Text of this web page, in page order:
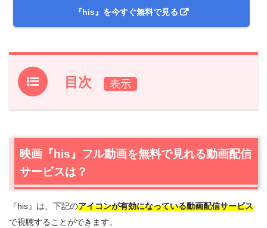
『his』を今すぐ無料で見る
目次
1.映画『his』フル動画を無料で見れる動画配信サービス
1.2 映画『his』を動画配信＆宅配レンタルで楽しめる
TSUTAYA TVもおすすめ
映画『his』フル動画を無料で見れる動画配信
サービスは？
『his』は、下記のアイコンが有効になっている動画配信サービス
で視聴することができます。